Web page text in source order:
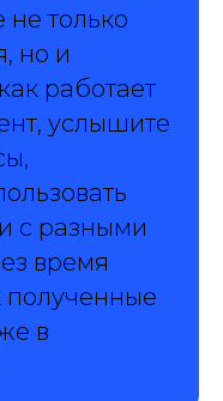
только
но и
работает
услышите
с разными
время
полученные
в